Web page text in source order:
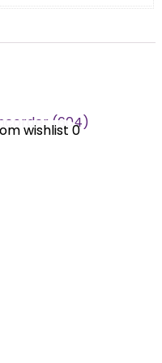
wishlist 0
wishlist 0